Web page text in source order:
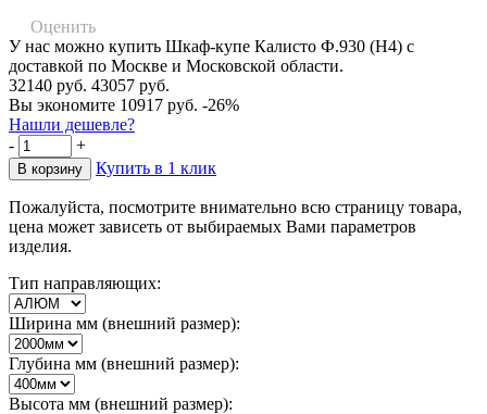
Оценить
У нас можно купить Шкаф-купе Калисто Ф.930 (Н4) с
доставкой по Москве и Московской области.
32140 руб. 43057 руб.
Вы экономите 10917 руб. -26%
Нашли дешевле?
-
+
Купить в 1 клик
Пожалуйста, посмотрите внимательно всю страницу товара,
цена может зависеть от выбираемых Вами параметров
изделия.
Тип направляющих:
Ширина мм (внешний размер):
Глубина мм (внешний размер):
Высота мм (внешний размер):